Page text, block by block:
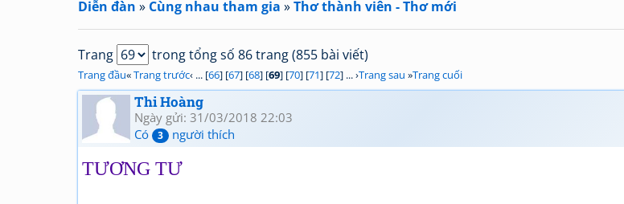
Diễn đàn » Cùng nhau tham gia »Thơ thành viên - Thơ mới
Trang trong tổng số 86 trang (855 bài viết)
Trang đầu«Trang trước‹ ... [66] [67] [68] [69] [70] [71] [72] ... ›Trang sau »Trang cuối
Thi Hoàng
Ngày gửi: 31/03/2018 22:03
Có
3 người thích
TƯƠNG TƯ